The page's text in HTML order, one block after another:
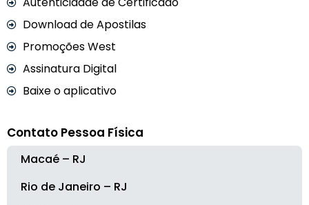
Download de Apostilas
Promoções West
Assinatura Digital
Baixe o aplicativo
Contato Pessoa Física
Macaé – RJ
Rio de Janeiro – RJ